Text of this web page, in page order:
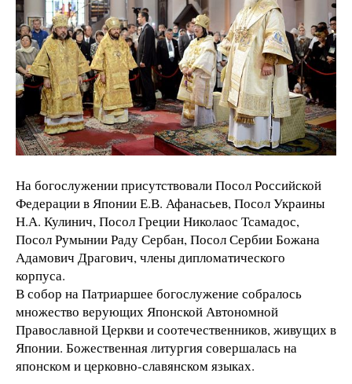
На богослужении присутствовали Посол Российской
Федерации в Японии Е.В. Афанасьев, Посол Украины
Н.А. Кулинич, Посол Греции Николаос Тсамадос,
Посол Румынии Раду Сербан, Посол Сербии Божана
Адамович Драгович, члены дипломатического
корпуса.
В собор на Патриаршее богослужение собралось
множество верующих Японской Автономной
Православной Церкви и соотечественников, живущих в
Японии. Божественная литургия совершалась на
японском и церковно-славянском языках.